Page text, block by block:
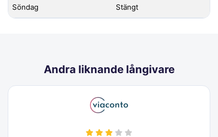
Söndag Stängt
Andra liknande långivare